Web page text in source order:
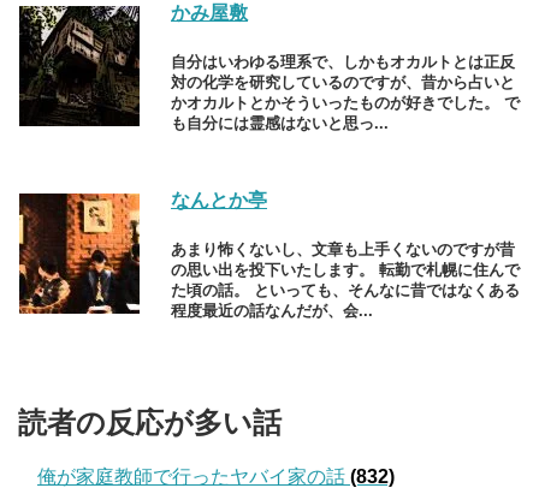
かみ屋敷
自分はいわゆる理系で、しかもオカルトとは正反
対の化学を研究しているのですが、昔から占いと
かオカルトとかそういったものが好きでした。 で
も自分には霊感はないと思っ...
なんとか亭
あまり怖くないし、文章も上手くないのですが昔
の思い出を投下いたします。 転勤で札幌に住んで
た頃の話。 といっても、そんなに昔ではなくある
程度最近の話なんだが、会...
読者の反応が多い話
俺が家庭教師で行ったヤバイ家の話 (832)